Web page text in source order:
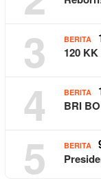
3 BERITA
120
4 BERITA
BRI
5 BERITA